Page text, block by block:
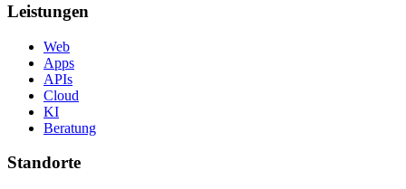
Leistungen
Web
Apps
APIs
Cloud
KI
Beratung
Standorte